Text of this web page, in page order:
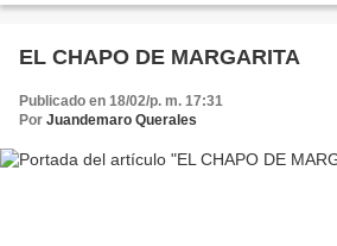
EL CHAPO DE MARGARITA
Publicado en 18/02/p. m. 17:31
Por Juandemaro Querales